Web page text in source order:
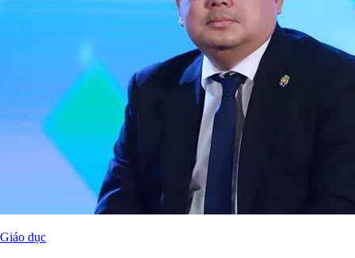
Giáo dục